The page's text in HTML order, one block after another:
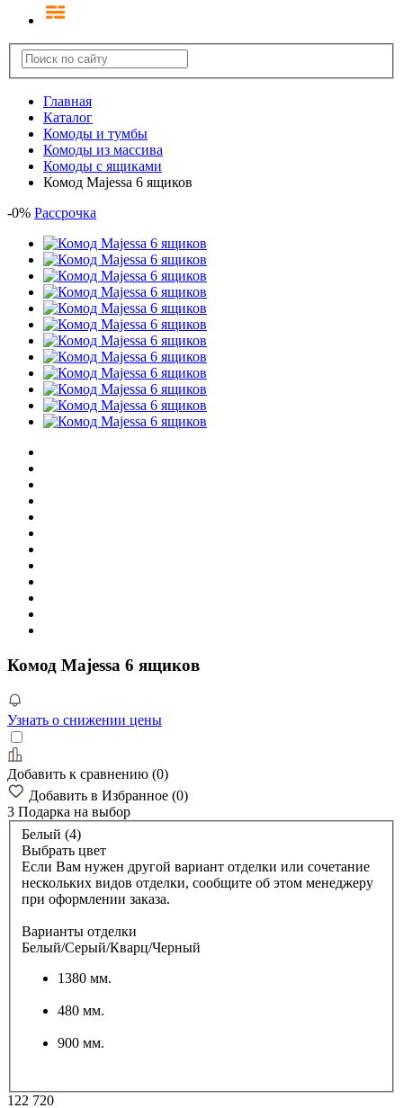
Главная
Каталог
Комоды и тумбы
Комоды из массива
Комоды с ящиками
Комод Majessa 6 ящиков
-0% Рассрочка
Комод Majessa 6 ящиков
Узнать о снижении цены
Добавить к сравнению (0)
Добавить в Избранное (0)
3 Подарка на выбор
Белый (4)
Выбрать цвет
Если Вам нужен другой вариант отделки или сочетание
нескольких видов отделки, сообщите об этом менеджеру
при оформлении заказа.
Варианты отделки
Белый/Серый/Кварц/Черный
1380 мм.
480 мм.
900 мм.
122 720